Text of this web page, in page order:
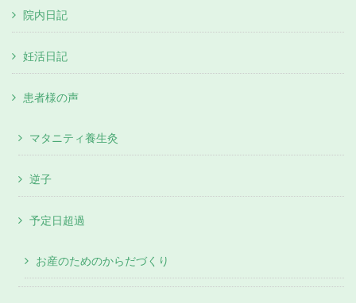
院内日記
妊活日記
患者様の声
マタニティ養生灸
逆子
予定日超過
お産のためのからだづくり